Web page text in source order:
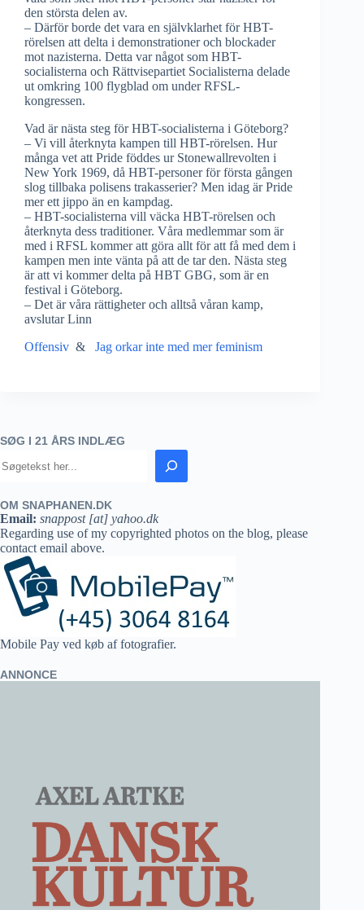
den största delen av.
– Därför borde det vara en självklarhet för HBT-
rörelsen att delta i demonstrationer och blockader
mot nazisterna. Detta var något som HBT-
socialisterna och Rättvisepartiet Socialisterna delade
ut omkring 100 flygblad om under RFSL-
kongressen.
Vad är nästa steg för HBT-socialisterna i Göteborg?
– Vi vill återknyta kampen till HBT-rörelsen. Hur
många vet att Pride föddes ur Stonewallrevolten i
New York 1969, då HBT-personer för första gången
slog tillbaka polisens trakasserier? Men idag är Pride
mer ett jippo än en kampdag.
– HBT-socialisterna vill väcka HBT-rörelsen och
återknyta dess traditioner. Våra medlemmar som är
med i RFSL kommer att göra allt för att få med dem i
kampen men inte vänta på att de tar den. Nästa steg
är att vi kommer delta på HBT GBG, som är en
festival i Göteborg.
– Det är våra rättigheter och alltså våran kamp,
avslutar Linn
Offensiv & Jag orkar inte med mer feminism
SØG I 21 ÅRS INDLÆG
OM SNAPHANEN.DK
Email: snappost [at] yahoo.dk
Regarding use of my copyrighted photos on the blog, please
contact email above.
Mobile Pay ved køb af fotografier.
ANNONCE